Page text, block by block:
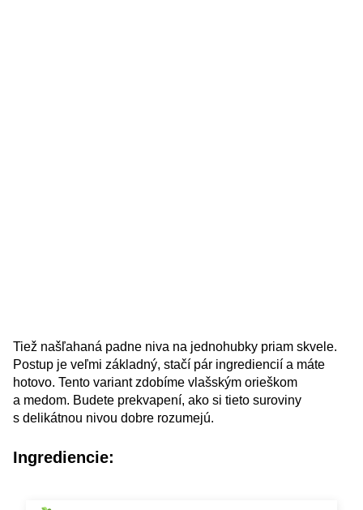
Tiež našľahaná padne niva na jednohubky priam skvele.
Postup je veľmi základný, stačí pár ingrediencií a máte
hotovo. Tento variant zdobíme vlašským orieškom
a medom. Budete prekvapení, ako si tieto suroviny
s delikátnou nivou dobre rozumejú.
Ingrediencie: